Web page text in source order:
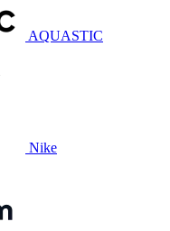
AQUASTIC
Nike